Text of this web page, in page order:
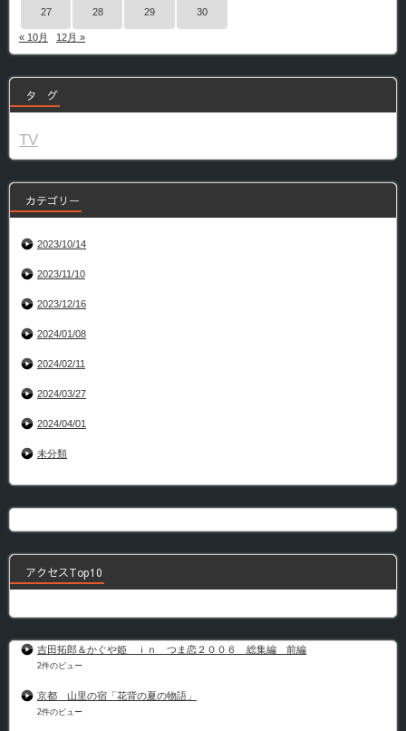
27 28 29 30
« 10月 12月 »
タ グ
TV
カテゴリー
2023/10/14
2023/11/10
2023/12/16
2024/01/08
2024/02/11
2024/03/27
2024/04/01
未分類
アクセスTop10
吉田拓郎＆かぐや姫 ｉｎ つま恋２００６ 総集編 前編
2件のビュー
京都 山里の宿「花背の夏の物語」
2件のビュー